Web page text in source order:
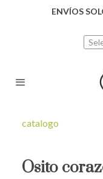
ENVÍOS
catalogo
Osito